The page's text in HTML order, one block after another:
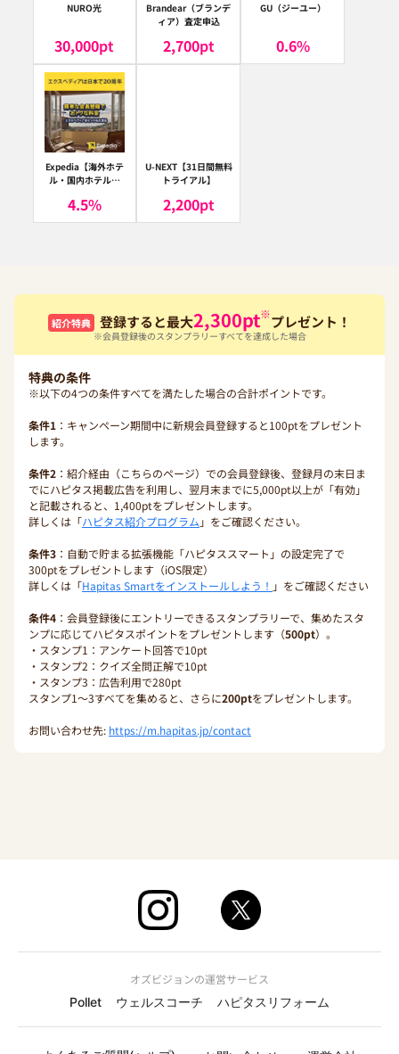
NURO光
30,000pt
Brandear（ブランデ
ィア）査定申込
2,700pt
GU（ジーユー）
0.6%
Expedia【海外ホテ
ル・国内ホテル予
ア）
4.5%
U-NEXT【31日間無料
トライアル】
2,200pt
紹介特典 登録すると最大2,300pt※プレゼント！
※会員登録後のスタンプラリーすべてを達成した場合
特典の条件
※以下の4つの条件すべてを満たした場合の合計ポイントです。
条件1 ：キャンペーン期間中に新規会員登録すると100ptをプレゼント
します。
条件2 ：紹介経由（こちらのページ）での会員登録後、登録月の末日ま
でにハピタス掲載広告を利用し、翌月末までに5,000pt以上が「有効」
と記載されると、1,400ptをプレゼントします。
詳しくは「ハピタス紹介プログラム 」をご確認ください。
条件3 ：自動で貯まる拡張機能「ハピタススマート」の設定完了で
300ptをプレゼントします（iOS限定）
詳しくは「Hapitas Smartをインストールしよう！ 」をご確認ください
条件4 ：会員登録後にエントリーできるスタンプラリーで、集めたスタ
ンプに応じてハピタスポイントをプレゼントします（500pt）。
・スタンプ1：アンケート回答で10pt
・スタンプ2：クイズ全問正解で10pt
・スタンプ3：広告利用で280pt
スタンプ1〜3すべてを集めると、さらに200ptをプレゼントします。
お問い合わせ先: https://m.hapitas.jp/contact
オズビジョンの運営サービス
Pollet
ウェルスコーチ ハピタスリフォーム